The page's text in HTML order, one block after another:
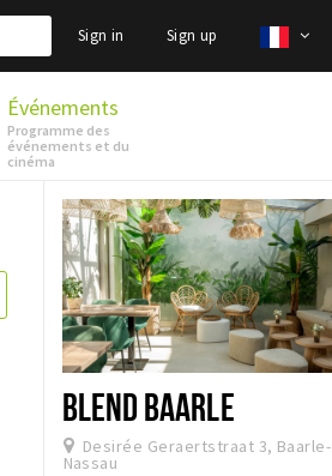
Sign in Sign up
Événements
Programme des
événements et du
cinéma
BLEND BAARLE
Desirée Geraertstraat 3, Baarle-
Nassau